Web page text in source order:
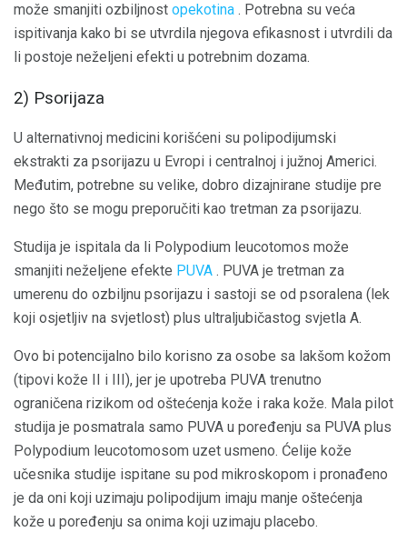
može smanjiti ozbiljnost opekotina . Potrebna su veća
ispitivanja kako bi se utvrdila njegova efikasnost i utvrdili da
li postoje neželjeni efekti u potrebnim dozama.
2) Psorijaza
U alternativnoj medicini korišćeni su polipodijumski
ekstrakti za psorijazu u Evropi i centralnoj i južnoj Americi.
Međutim, potrebne su velike, dobro dizajnirane studije pre
nego što se mogu preporučiti kao tretman za psorijazu.
Studija je ispitala da li Polypodium leucotomos može
smanjiti neželjene efekte PUVA . PUVA je tretman za
umerenu do ozbiljnu psorijazu i sastoji se od psoralena (lek
koji osjetljiv na svjetlost) plus ultraljubičastog svjetla A.
Ovo bi potencijalno bilo korisno za osobe sa lakšom kožom
(tipovi kože II i III), jer je upotreba PUVA trenutno
ograničena rizikom od oštećenja kože i raka kože. Mala pilot
studija je posmatrala samo PUVA u poređenju sa PUVA plus
Polypodium leucotomosom uzet usmeno. Ćelije kože
učesnika studije ispitane su pod mikroskopom i pronađeno
je da oni koji uzimaju polipodijum imaju manje oštećenja
kože u poređenju sa onima koji uzimaju placebo.